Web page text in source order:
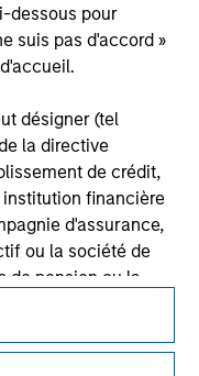
dessous pour
suis pas d'accord »
désigner (tel
la directive
de crédit,
financière
d'assurance,
ou la société de
de pension ou la
société de
d’instruments
autre investisseur